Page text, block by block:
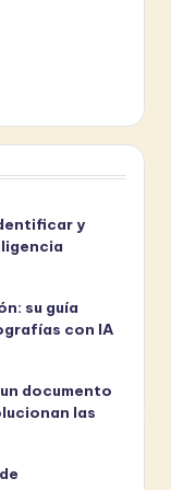
y
su guía
con IA
documento
las